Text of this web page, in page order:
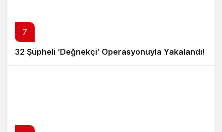
7
32 Şüpheli ‘Değnekçi’ Operasyonuyla Yakalandı!